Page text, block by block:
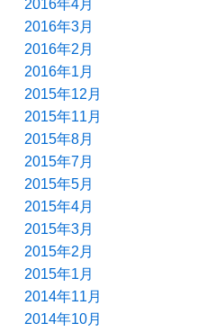
2016年4月
2016年3月
2016年2月
2016年1月
2015年12月
2015年11月
2015年8月
2015年7月
2015年5月
2015年4月
2015年3月
2015年2月
2015年1月
2014年11月
2014年10月